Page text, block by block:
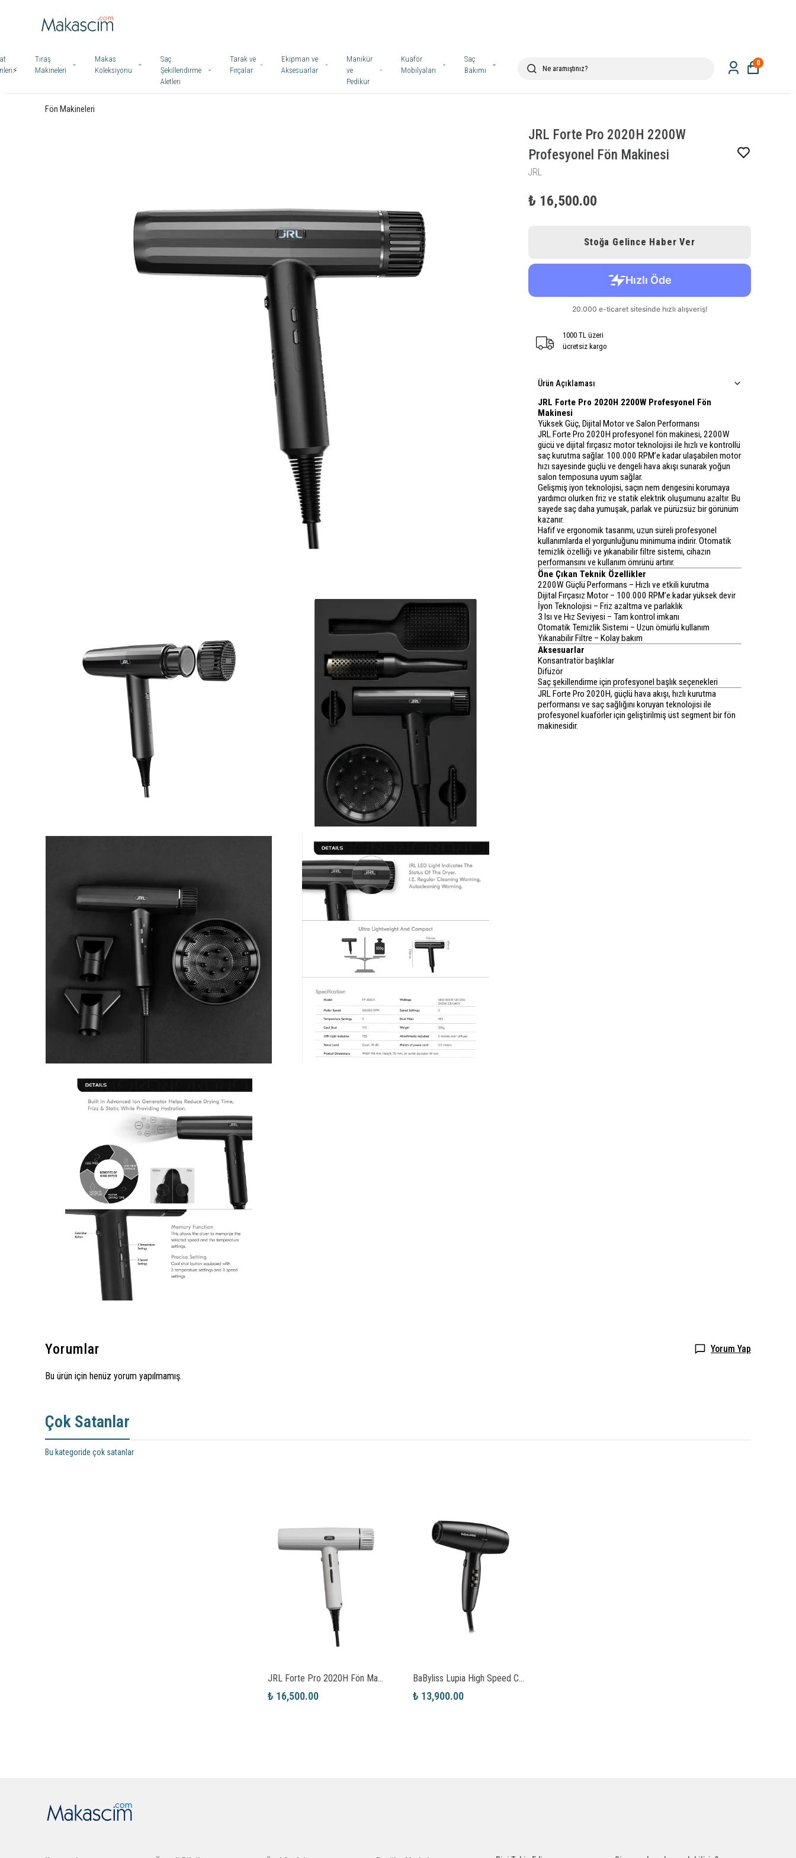
Tıraş
Makineleri
Makas
Koleksiyonu
Saç
Şekillendirme
Aletleri
Tarak ve
Fırçalar
Ekipman ve
Aksesuarlar
Manikür
ve
Pedikür
Kuaför
Mobilyaları
Saç
Bakımı
0
Fön Makineleri
JRL
JRL Forte Pro 2020H 2200W
Profesyonel Fön Makinesi
₺ 16,500.00
Stoğa Gelince Haber Ver
1000 TL üzeri
ücretsiz kargo
Ürün Açıklaması
JRL Forte Pro 2020H 2200W Profesyonel Fön
Makinesi
Yüksek Güç, Dijital Motor ve Salon Performansı
JRL Forte Pro 2020H profesyonel fön makinesi, 2200W
gücü ve dijital fırçasız motor teknolojisi ile hızlı ve kontrollü
saç kurutma sağlar. 100.000 RPM’e kadar ulaşabilen motor
hızı sayesinde güçlü ve dengeli hava akışı sunarak yoğun
salon temposuna uyum sağlar.
Gelişmiş iyon teknolojisi, saçın nem dengesini korumaya
yardımcı olurken friz ve statik elektrik oluşumunu azaltır. Bu
sayede saç daha yumuşak, parlak ve pürüzsüz bir görünüm
kazanır.
Hafif ve ergonomik tasarımı, uzun süreli profesyonel
kullanımlarda el yorgunluğunu minimuma indirir. Otomatik
temizlik özelliği ve yıkanabilir filtre sistemi, cihazın
performansını ve kullanım ömrünü artırır.
Öne Çıkan Teknik Özellikler
2200W Güçlü Performans – Hızlı ve etkili kurutma
Dijital Fırçasız Motor – 100.000 RPM’e kadar yüksek devir
İyon Teknolojisi – Friz azaltma ve parlaklık
3 Isı ve Hız Seviyesi – Tam kontrol imkanı
Otomatik Temizlik Sistemi – Uzun ömürlü kullanım
Yıkanabilir Filtre – Kolay bakım
Aksesuarlar
Konsantratör başlıklar
Difüzör
Saç şekillendirme için profesyonel başlık seçenekleri
JRL Forte Pro 2020H, güçlü hava akışı, hızlı kurutma
performansı ve saç sağlığını koruyan teknolojisi ile
profesyonel kuaförler için geliştirilmiş üst segment bir fön
makinesidir.
Yorumlar Yorum Yap
Bu ürün için henüz yorum yapılmamış.
Çok Satanlar
Bu kategoride çok satanlar
JRL Forte Pro 2020H Fön Makinesi
₺ 16,500.00
BaByliss Lupia High Speed Compact Dryer Profesyonel Saç Kurutma Makinesi
₺ 13,900.00